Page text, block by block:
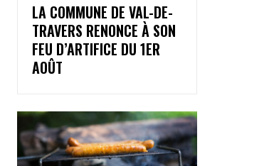
LA COMMUNE DE VAL-DE-
TRAVERS RENONCE À SON
FEU D’ARTIFICE DU 1ER
AOÛT